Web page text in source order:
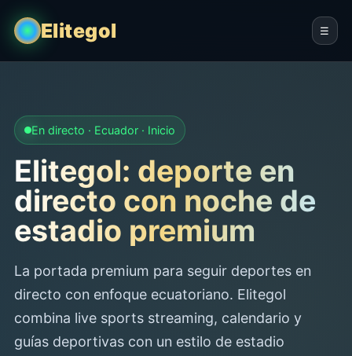
Elitegol ☰
En directo · Ecuador · Inicio
Elitegol: deporte en
directo con noche de
estadio premium
La portada premium para seguir deportes en
directo con enfoque ecuatoriano. Elitegol
combina live sports streaming, calendario y
guías deportivas con un estilo de estadio